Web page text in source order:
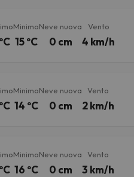
Minimo
15 ºC
Neve nuova
0 cm
Vento
4 km/h
Minimo
14 ºC
Neve nuova
0 cm
Vento
2 km/h
Minimo
16 ºC
Neve nuova
0 cm
Vento
3 km/h